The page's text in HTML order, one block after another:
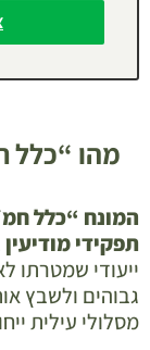
מהו “כלל
המונח “כלל
תפקידי מודיעין
ייעודי שמטרתו
גבוהים ולשבץ
מסלולי עילית